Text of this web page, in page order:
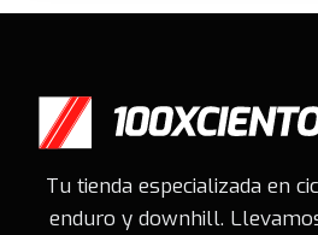
Tu tienda especializada en
enduro y downhill.